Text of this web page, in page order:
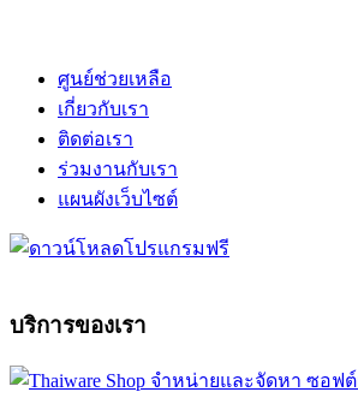
ศูนย์ช่วยเหลือ
เกี่ยวกับเรา
ติดต่อเรา
ร่วมงานกับเรา
แผนผังเว็บไซต์
บริการของเรา